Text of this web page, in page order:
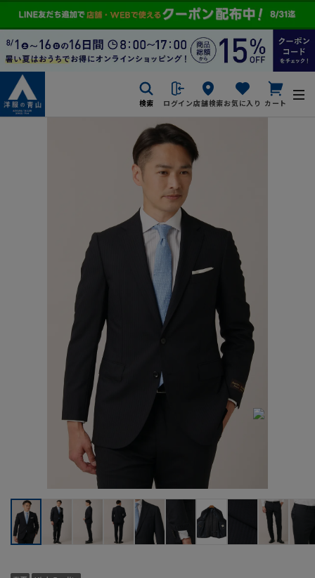
検索 ログイン店舗検索お気に入り カート